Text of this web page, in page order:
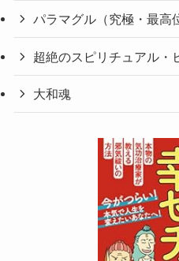
パラマグル（究極・最高
超絶のスピリチュアル・
大和魂